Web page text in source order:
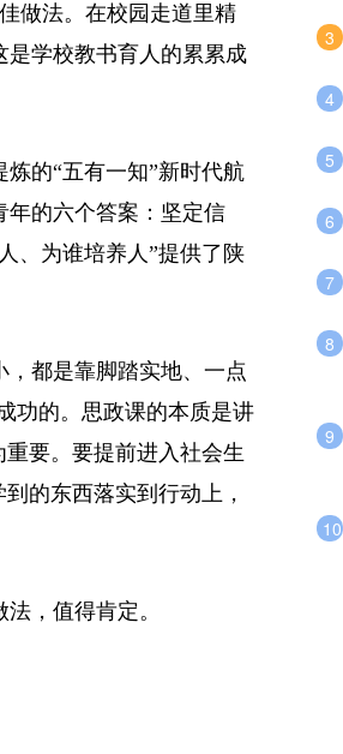
做法。在校园走道里精
是学校教书育人的累累成
的“五有一知”新时代航
年的六个答案：坚定信
、为谁培养人”提供了陕
都是靠脚踏实地、一点
功的。 思政课的本质是讲
要。要提前进入社会生
的东西落实到行动上，
，值得肯定。
3
4
5
6
7
8
9
10